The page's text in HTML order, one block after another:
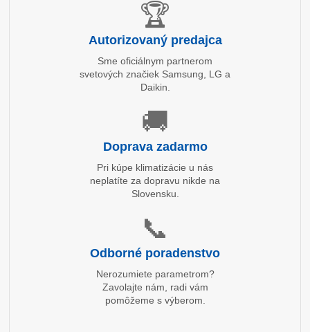
🏆
Autorizovaný predajca
Sme oficiálnym partnerom
svetových značiek Samsung, LG a
Daikin.
🚚
Doprava zadarmo
Pri kúpe klimatizácie u nás
neplatíte za dopravu nikde na
Slovensku.
📞
Odborné poradenstvo
Nerozumiete parametrom?
Zavolajte nám, radi vám
pomôžeme s výberom.